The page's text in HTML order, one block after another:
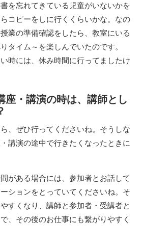
を忘れてきている児童がいないかを
コピーをしに行くくらいかな。なの
業の準備確認をしたら、教室にいる
タイム～を楽しんでいたのです。
時には、休み時間に行ってましたけ
・講演の時は、講師とし
、ぜひ行ってくださいね。そうしな
講演の途中で行きたくなったときに
がある場合には、参加者とお話して
ションをとっていてくださいね。そ
すくなり、講師と参加者・受講者と
、その後のお仕事にも繋がりやすく